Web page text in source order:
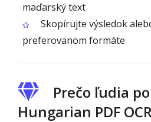
maďarský text
Skopírujte výsledok
preferovanom formáte
Prečo ľudia
Hungarian PDF